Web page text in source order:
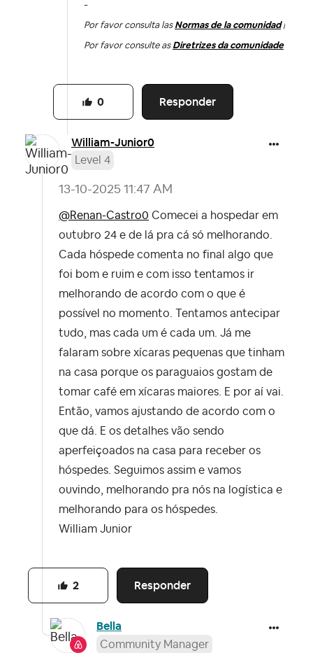
-
Por favor consulta las Normas de la comunidad|
Por favor consulte as Diretrizes da comunidade
Responder
0
William-Junior0
Level 4
‎13-10-2025 11:47 AM
@Renan-Castro0 Comecei a hospedar em
outubro 24 e de lá pra cá só melhorando.
Cada hóspede comenta no final algo que
foi bom e ruim e com isso tentamos ir
melhorando de acordo com o que é
possível no momento. Tentamos antecipar
tudo, mas cada um é cada um. Já me
falaram sobre xícaras pequenas que tinham
na casa porque os paraguaios gostam de
tomar café em xícaras maiores. E por aí vai.
Então, vamos ajustando de acordo com o
que dá. E os detalhes vão sendo
aperfeiçoados na casa para receber os
hóspedes. Seguimos assim e vamos
ouvindo, melhorando pra nós na logística e
melhorando para os hóspedes.
William Junior
Responder
2
Bella
Community Manager